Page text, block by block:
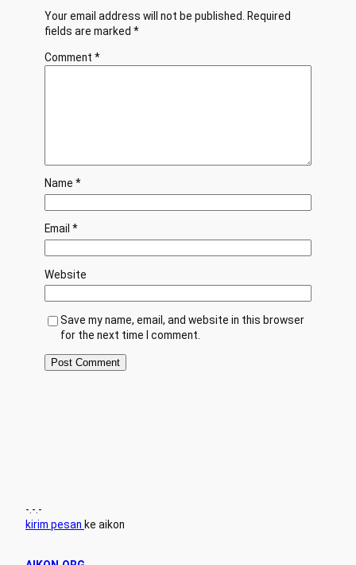
Your email address will not be published.
Required
fields are marked *
Comment *
Name *
Email *
Website
Save my name, email, and website in this browser
for the next time I comment.
-.-.-
kirim pesan ke aikon